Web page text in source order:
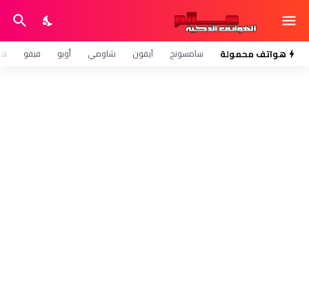
هواتف محمولة سامسونج آيفون شاومي أوبو فيفو